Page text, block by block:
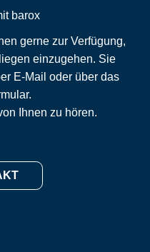
barox
gerne zur Verfügung,
einzugehen. Sie
E-Mail oder über das
Ihnen zu hören.